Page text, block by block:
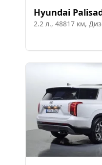
Hyundai
2.2 л., 48817 км,